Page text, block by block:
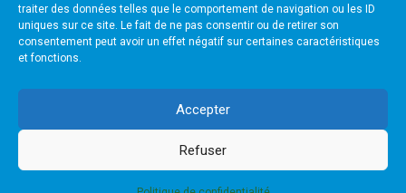
traiter des données telles que le comportement de navigation ou les ID
uniques sur ce site. Le fait de ne pas consentir ou de retirer son
consentement peut avoir un effet négatif sur certaines caractéristiques
et fonctions.
Accepter
Refuser
17450 Saint-Laurent-de-la-Prée
golfrochefortais@gmail.com
Site internet créé par Next Solution